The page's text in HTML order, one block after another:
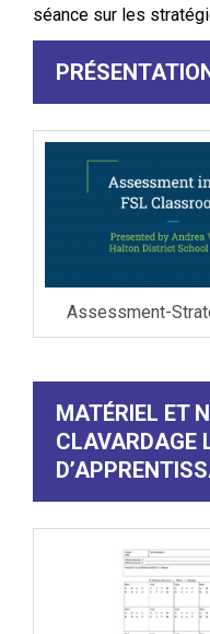
séance sur les
Assessment-
MATÉRIEL ET
CLAVARDAGE